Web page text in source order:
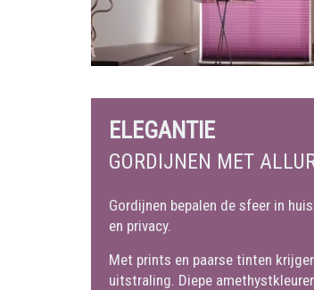
ELEGANTIE
GORDIJNEN MET
Gordijnen bepalen de sfeer in
en privacy.
Met prints en paarse tinten
uitstraling. Diepe